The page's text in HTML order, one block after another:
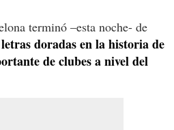
terminó –esta noche- de
doradas en la historia de
de clubes a nivel del